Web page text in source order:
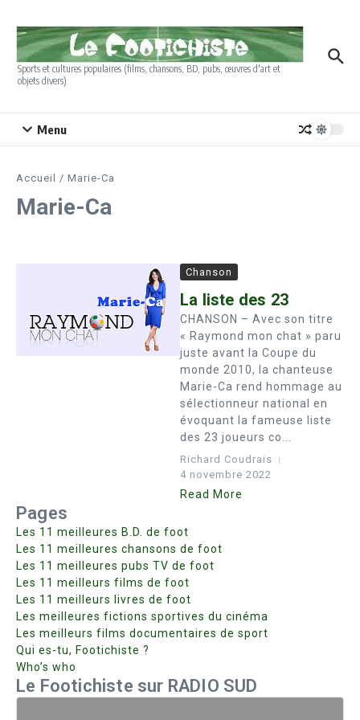
Sports et cultures populaires (films, chansons, BD, pubs, œuvres d'art et
objets divers)
Menu
Accueil / Marie-Ca
Marie-Ca
Chanson
La liste des 23
CHANSON – Avec son titre
« Raymond mon chat » paru
juste avant la Coupe du
monde 2010, la chanteuse
Marie-Ca rend hommage au
sélectionneur national en
évoquant la fameuse liste
des 23 joueurs co...
Richard Coudrais
4 novembre 2022
Read More
Pages
Les 11 meilleures B.D. de foot
Les 11 meilleures chansons de foot
Les 11 meilleures pubs TV de foot
Les 11 meilleurs films de foot
Les 11 meilleurs livres de foot
Les meilleures fictions sportives du cinéma
Les meilleurs films documentaires de sport
Qui es-tu, Footichiste ?
Who’s who
Le Footichiste sur RADIO SUD